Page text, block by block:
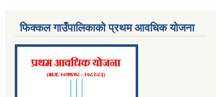
फिक्कल गाउँपालिकाको प्रथम आवधिक योजना